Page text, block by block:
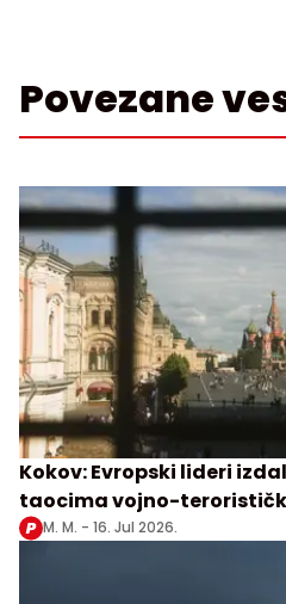
Povezane
Kokov: Evropski lideri
taocima vojno-
M. M. - 16. Jul 2026.